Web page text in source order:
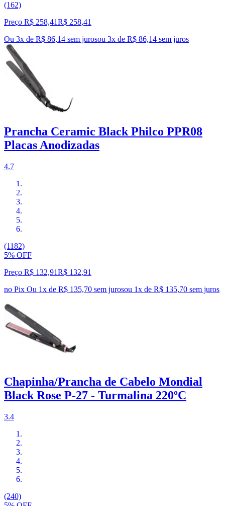
(162)
Preço R$ 258,41R$ 258,41
Ou 3x de R$ 86,14 sem jurosou 3x de R$ 86,14 sem juros
Prancha Ceramic Black Philco PPR08
Placas Anodizadas
4.7
(1182)
5% OFF
Preço R$ 132,91R$ 132,91
no Pix Ou 1x de R$ 135,70 sem jurosou 1x de R$ 135,70 sem juros
Chapinha/Prancha de Cabelo Mondial
Black Rose P-27 - Turmalina 220ºC
3.4
(240)